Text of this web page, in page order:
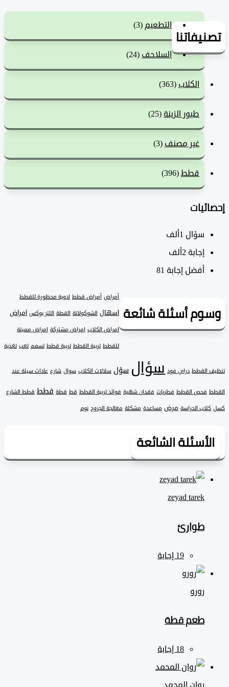
التطعيم(3)
السلاحف(24)
الكلاب(363)
طيور الزينة (25)
غير مصنف(3)
قطط (396)
سؤال1ألف
‫إجابة 2ألف
أفضل إجابة 81
أسئلة شائعة
أمراض قطط ادوية محظورة للقطط
اسهال الشوكولاتة القطة اللتر بوكس امراض
امراض الكلاب امراض مشتركة امراض مميتة
تربية القطط تربية قطط تسمم تعب تغذية
القطط دراي فود سؤالسؤل سلالات الكلاب سوال شارع عادات سيئة عند
فحص القطط فطريات فقدان شهية فوائد تربية القطط قط قطة قطط قطط الشارع
الحراسة مرض مساعدة مشكلة معالجة الجروح نوم
الشائعة
zeyad ‎tarek
طوارئ
طعم قطة